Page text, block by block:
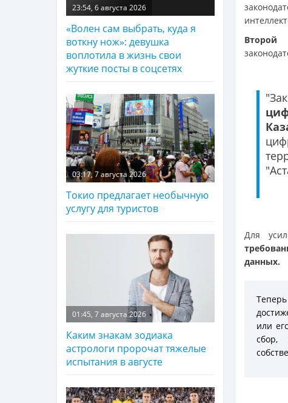
Для
данных.
или
сбор,
23:54, 6 августа 2026
«Волен сам выбрать, куда я
воткну нож»: девушка
воплотила в жизнь свои
жуткие посты в соцсетях
03:17, 7 августа 2026
Токио предлагает необычную
услугу для туристов
01:45, 7 августа 2026
Каким знакам зодиака
астрологи пророчат тяжелые
испытания в августе